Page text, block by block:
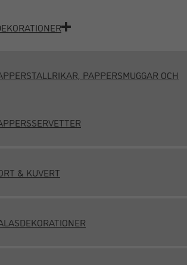
PAPPERSMUGGAR OCH
& KUVERT